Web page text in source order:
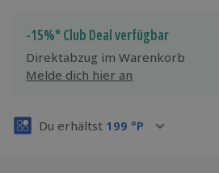
Jeder Gutschein für alle Erlebnisse
Maximale Sicherheit
3 Jahre gültig & verlängerbar.
-15%* Club Deal verfügbar
Direktabzug im Warenkorb
Melde dich hier an
Du erhältst 199 °P